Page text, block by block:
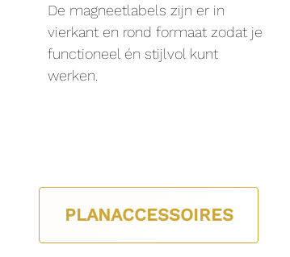
De magneetlabels zijn er in
vierkant en rond formaat zodat je
functioneel én stijlvol kunt
werken.
PLANACCESSOIRES